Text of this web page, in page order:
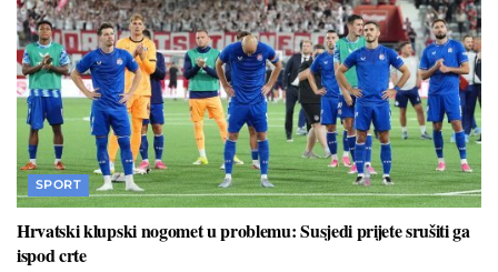
SPORT
Hrvatski klupski nogomet u problemu: Susjedi prijete srušiti ga
ispod crte